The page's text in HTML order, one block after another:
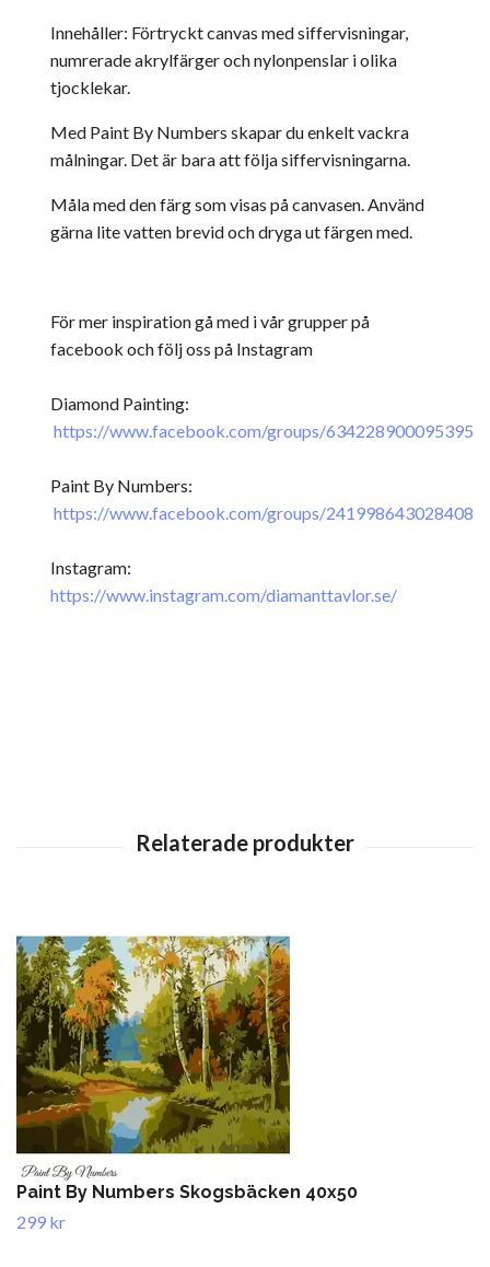
Innehåller: Förtryckt canvas med siffervisningar,
numrerade akrylfärger och nylonpenslar i olika
tjocklekar.
Med Paint By Numbers skapar du enkelt vackra
målningar. Det är bara att följa siffervisningarna.
Måla med den färg som visas på canvasen. Använd
gärna lite vatten brevid och dryga ut färgen med.
För mer inspiration gå med i vår grupper på
facebook och följ oss på Instagram
Diamond Painting:
https://www.facebook.com/groups/634228900095395
Paint By Numbers:
https://www.facebook.com/groups/241998643028408
Instagram:
https://www.instagram.com/diamanttavlor.se/
Paint By Numbers Skogsbäcken 40x50
299 kr